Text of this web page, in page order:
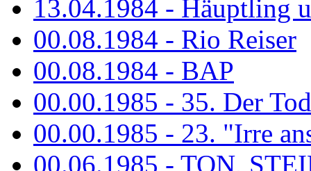
13.04.1984 - Häuptling
00.08.1984 - Rio Reiser
00.08.1984 - BAP
00.00.1985 - 35. Der
00.00.1985 - 23. "Irre
00.06.1985 - TON,